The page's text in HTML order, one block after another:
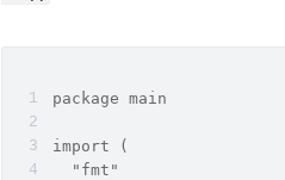
package main
import (
  "fmt"